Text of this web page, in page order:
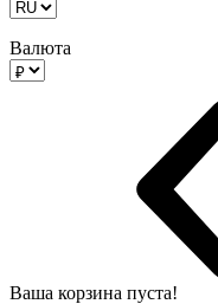
Валюта
Ваша корзина пуста!